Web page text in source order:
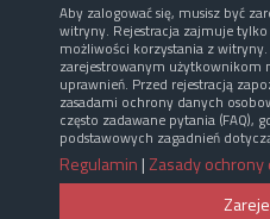
Aby zalogować się, musisz być
witryny. Rejestracja zajmuje
możliwości korzystania z
zarejestrowanym użytkownikom
uprawnień. Przed rejestracją
zasadami ochrony danych
często zadawane pytania (FAQ),
podstawowych zagadnień
Regulamin | Zasady